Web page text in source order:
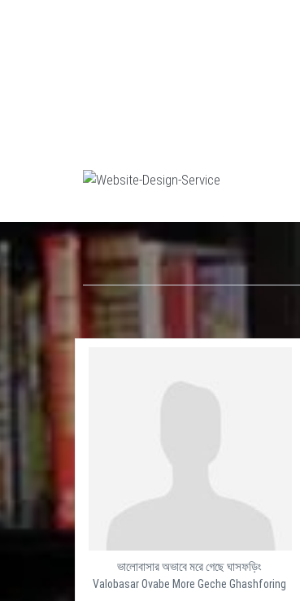
ভালোবাসার অভাবে মরে গেছে ঘাসফড়িং
Valobasar Ovabe More Geche Ghashforing